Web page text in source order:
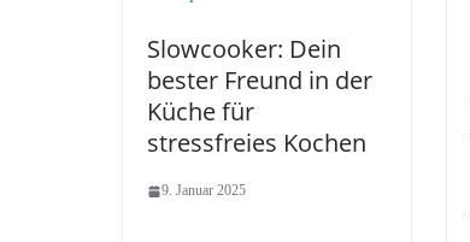
Slowcooker: Dein
bester Freund in der
Küche für
stressfreies Kochen
9. Januar 2025